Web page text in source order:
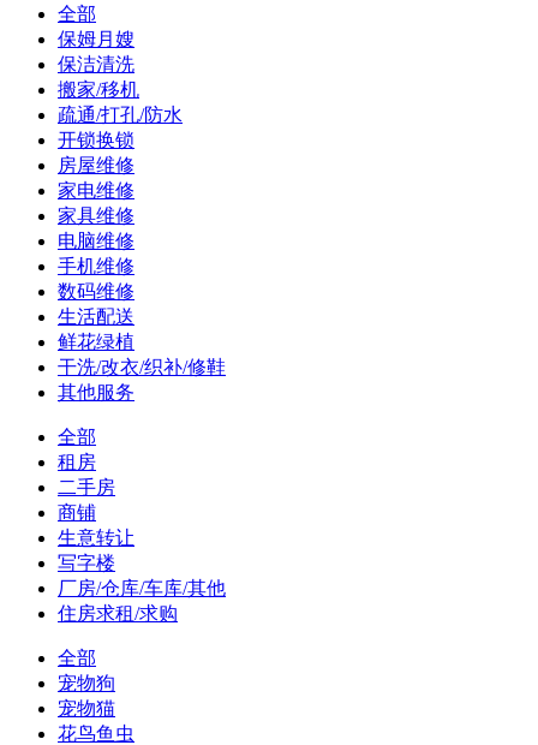
全部
保姆月嫂
保洁清洗
搬家/移机
疏通/打孔/防水
开锁换锁
房屋维修
家电维修
家具维修
电脑维修
手机维修
数码维修
生活配送
鲜花绿植
干洗/改衣/织补/修鞋
其他服务
全部
租房
二手房
商铺
生意转让
写字楼
厂房/仓库/车库/其他
住房求租/求购
全部
宠物狗
宠物猫
花鸟鱼虫